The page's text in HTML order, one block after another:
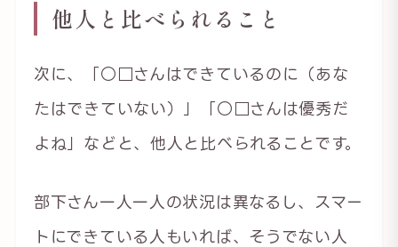
他人と比べられること
次に、「○□さんはできているのに（あな
たはできていない）」「○□さんは優秀だ
よね」などと、他人と比べられることです。
部下さん一人一人の状況は異なるし、スマー
トにできている人もいれば、そうでない人